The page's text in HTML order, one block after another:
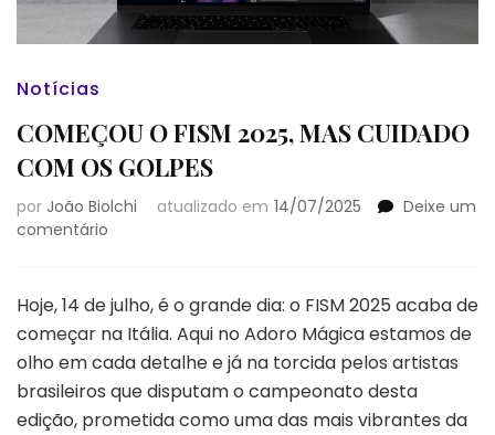
Notícias
COMEÇOU O FISM 2025, MAS CUIDADO
COM OS GOLPES
por João Biolchi atualizado em 14/07/2025
Deixe um
comentário
FISM
2025,
MAS
CUIDADO
COM
OS
Hoje, 14 de julho, é o grande dia: o FISM 2025 acaba de
começar na Itália. Aqui no Adoro Mágica estamos de
olho em cada detalhe e já na torcida pelos artistas
brasileiros que disputam o campeonato desta
edição, prometida como uma das mais vibrantes da